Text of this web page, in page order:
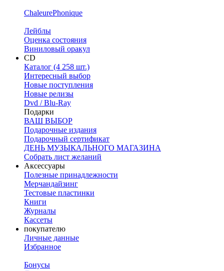
ChaleurePhonique
Лейблы
Оценка состояния
Виниловый оракул
CD
Каталог (4 258 шт.)
Интересный выбор
Новые поступления
Новые релизы
Dvd / Blu-Ray
Подарки
ВАШ ВЫБОР
Подарочные издания
Подарочный сертификат
ДЕНЬ МУЗЫКАЛЬНОГО МАГАЗИНА
Собрать лист желаний
Аксессуары
Полезные принадлежности
Мерчандайзинг
Тестовые пластинки
Книги
Журналы
Кассеты
покупателю
Личные данные
Избранное
Бонусы